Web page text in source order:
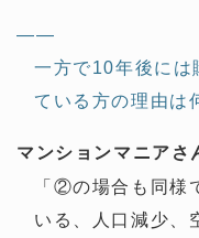
——
一方で10年後には
ている方の理由は
マンションマニアさ
「②の場合も同様
いる、人口減少、